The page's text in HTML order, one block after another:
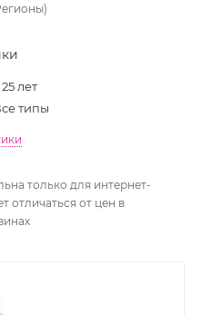
лет
типы
только для интернет-
отличаться от цен в